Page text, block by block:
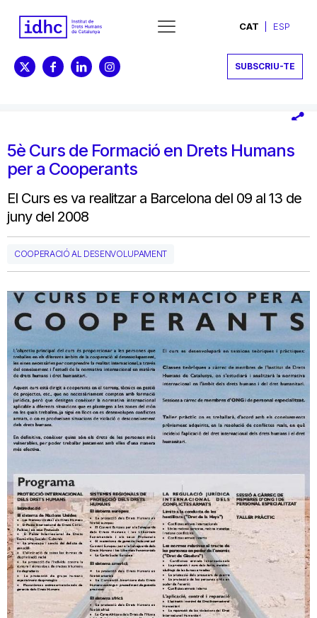
CAT ESP
SUBSCRIU-TE
5è Curs de Formació en Drets Humans
per a Cooperants
El Curs es va realitzar a Barcelona del 09 al 13 de
juny del 2008
COOPERACIÓ AL DESENVOLUPAMENT